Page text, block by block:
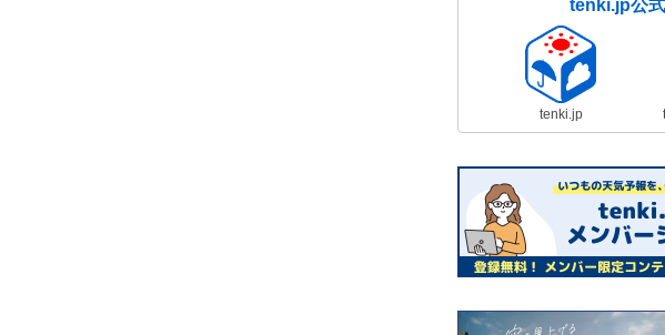
tenki.jp公
tenki.jp